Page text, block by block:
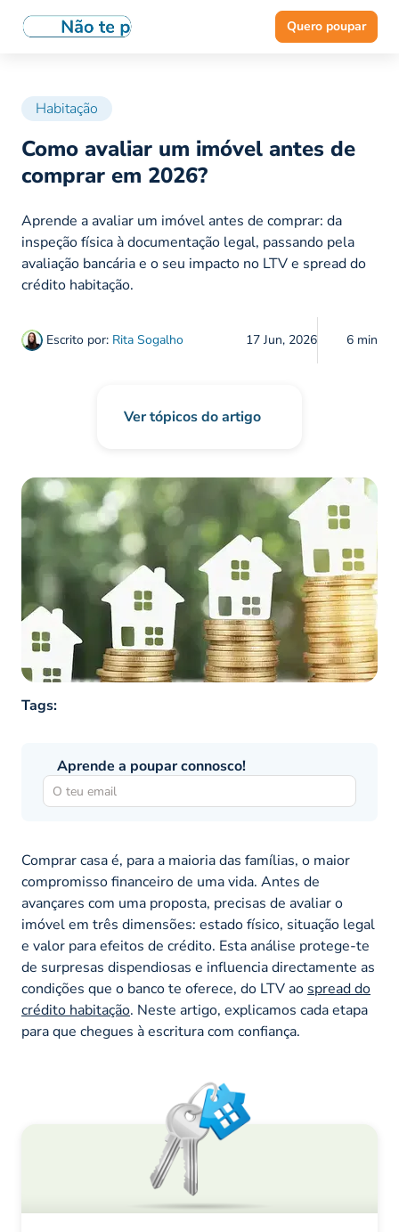
Quero poupar
Habitação
Como avaliar um imóvel antes de
comprar em 2026?
Escrito por: Rita Sogalho 17 Jun, 2026 6 min
Aprende a avaliar um imóvel antes de comprar: da
inspeção física à documentação legal, passando pela
avaliação bancária e o seu impacto no LTV e spread do
crédito habitação.
Ver tópicos do artigo
Tags:
Aprende a poupar connosco!
Comprar casa é, para a maioria das famílias, o maior
compromisso financeiro de uma vida. Antes de
avançares com uma proposta, precisas de avaliar o
imóvel em três dimensões: estado físico, situação legal
e valor para efeitos de crédito. Esta análise protege-te
de surpresas dispendiosas e influencia directamente as
condições que o banco te oferece, do LTV ao spread do
crédito habitação. Neste artigo, explicamos cada etapa
para que chegues à escritura com confiança.